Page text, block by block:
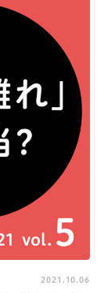
2021.10.06